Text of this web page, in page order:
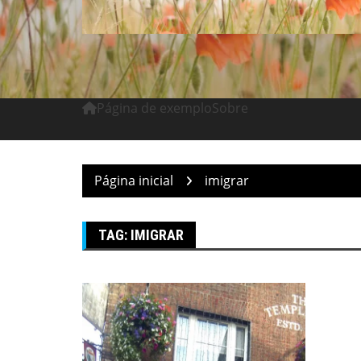
Página de exemploSobre
Página inicial imigrar
TAG: IMIGRAR